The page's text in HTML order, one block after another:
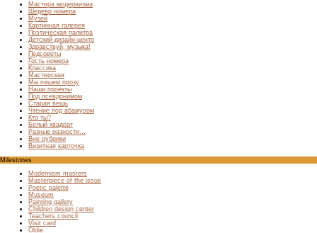
Мастера модернизма
Шедевр номера
Музей
Картинная галерея
Поэтическая палитра
Детский дизайн-центр
Здравствуй, музыка!
Педсоветы
Гость номера
Классика
Мастерская
Мы пишем прозу
Наши проекты
Под псевдонимом
Старая вещь
Чтение под абажуром
Кто ты?
Белый квадрат
Разные разности…
Вне рубрики
Визитная карточка
Milestones
Modernism masters
Masterpiece of the issue
Poetic palette
Museum
Painting gallery
Children design center
Teachers council
Visit card
Oldie